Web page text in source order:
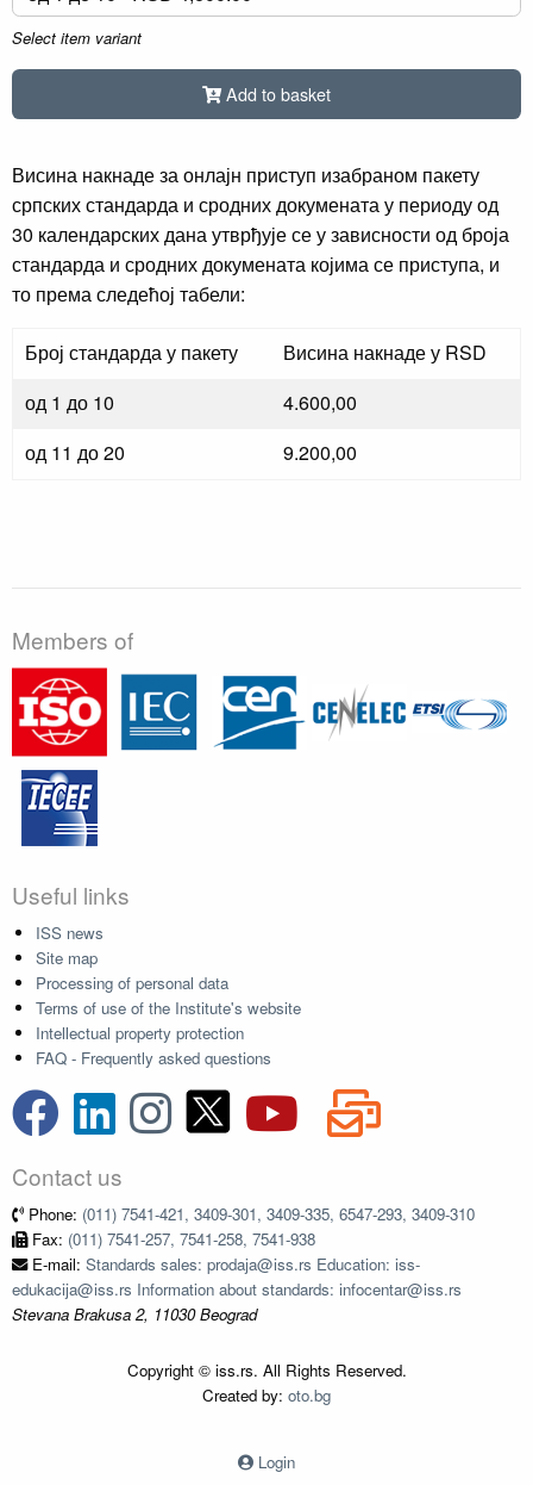
Select item variant
Add to basket
Висина накнаде за онлајн приступ изабраном пакету
српских стандарда и сродних докумената у периоду од
30 календарских дана утврђује се у зависности од броја
стандарда и сродних докумената којима се приступа, и
то према следећој табели:
Број стандарда у пакету
Висина накнаде у RSD
од 1 до 10
4.600,00
од 11 до 20
9.200,00
Members of
Useful links
ISS news
Site map
Processing of personal data
Terms of use of the Institute's website
Intellectual property protection
FAQ - Frequently asked questions
Contact us
Phone: (011) 7541-421, 3409-301, 3409-335, 6547-293, 3409-310
Fax: (011) 7541-257, 7541-258, 7541-938
E-mail: Standards sales: prodaja@iss.rs Education: iss-
edukacija@iss.rs Information about standards: infocentar@iss.rs
Stevana Brakusa 2, 11030 Beograd
Copyright © iss.rs. All Rights Reserved.
Created by: oto.bg
Login